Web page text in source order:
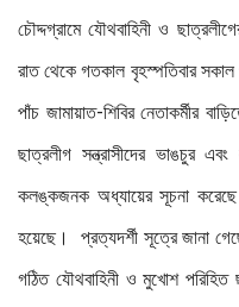
চৌদ্দগ্রামে যৌথবাহিনী ও
রাত থেকে গতকাল বৃহস্পতিবার
পাঁচ জামায়াত-শিবির নেতাকর্মীর
ছাত্রলীগ সন্ত্রাসীদের ভাঙচুর
কলঙ্কজনক অধ্যায়ের সূচনা করেছে
হয়েছে। প্রত্যদর্শী সূত্রে জানা
গঠিত যৌথবাহিনী ও মুখোশ পরিহিত